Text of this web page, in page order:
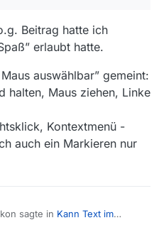
und Beschreibung
werden dann aberhier L62-
) geladen
Text-Instanzen werden -
untereinander in den
Beitrag hatte ich
erlaubt hatte.
auswählbar” gemeint:
halten, Maus ziehen, Linke
Kontextmenü -
auch ein Markieren nur
sagte in Kann Text im